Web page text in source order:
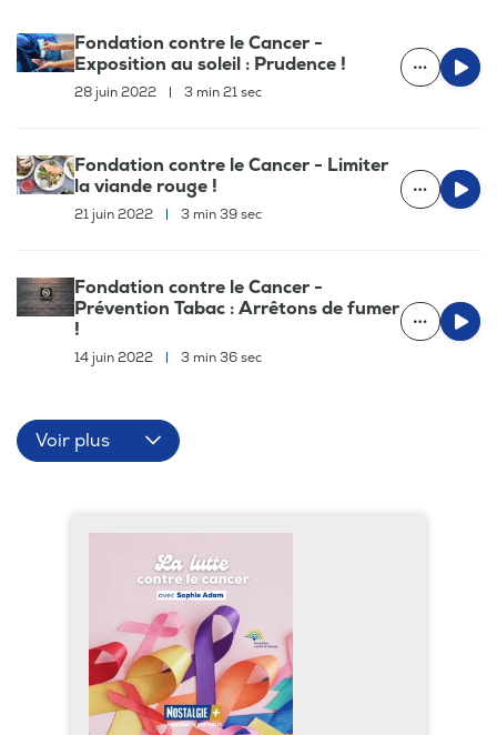
Fondation contre le Cancer -
Exposition au soleil : Prudence !
28 juin 2022 | 3 min 21 sec
Fondation contre le Cancer - Limiter
la viande rouge !
21 juin 2022 | 3 min 39 sec
Fondation contre le Cancer -
Prévention Tabac : Arrêtons de fumer
!
14 juin 2022 | 3 min 36 sec
Voir plus